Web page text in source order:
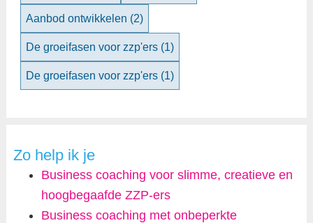
Aanbod ontwikkelen (2)
De groeifasen voor zzp'ers (1)
De groeifasen voor zzp'ers (1)
Zo help ik je
Business coaching voor slimme, creatieve en
hoogbegaafde ZZP-ers
Business coaching met onbeperkte